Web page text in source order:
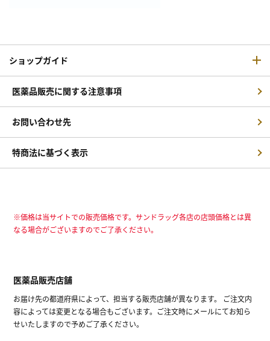
ショップガイド
医薬品販売に関する注意事項
お問い合わせ先
特商法に基づく表示
※価格は当サイトでの販売価格です。サンドラッグ各店の店頭価格とは異
なる場合がございますのでご了承ください。
医薬品販売店舗
お届け先の都道府県によって、担当する販売店舗が異なります。 ご注文内
容によっては変更となる場合もございます。ご注文時にメールにてお知ら
せいたしますので予めご了承ください。